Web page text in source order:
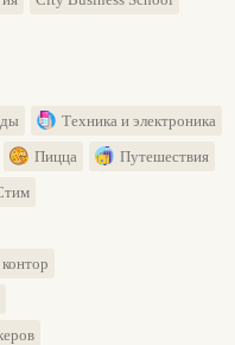
Техника и электроника
Пицца
Путешествия